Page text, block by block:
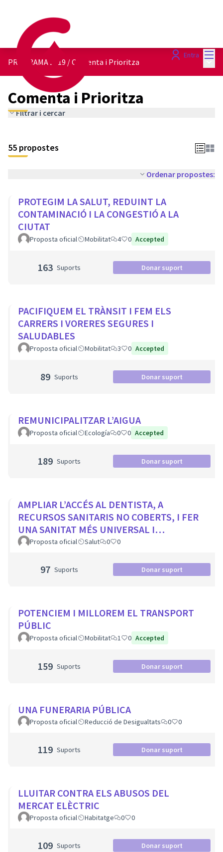
Entra
PROGRAMA 2019 /Comenta i Prioritza
Comenta i Prioritza
Filtrar i cercar
55 propostes
Ordenar propostes:
PROTEGIM LA SALUT, REDUINT LA
CONTAMINACIÓ I LA CONGESTIÓ A LA
CIUTAT
Proposta oficial Mobilitat 4 0 Accepted
163 Suports Donar suport
PACIFIQUEM EL TRÀNSIT I FEM ELS
CARRERS I VORERES SEGURES I
SALUDABLES
Proposta oficial Mobilitat 3 0 Accepted
89 Suports Donar suport
REMUNICIPALITZAR L’AIGUA
Proposta oficial Ecología 0 0 Accepted
189 Suports Donar suport
AMPLIAR L’ACCÉS AL DENTISTA, A
RECURSOS SANITARIS NO COBERTS, I FER
UNA SANITAT MÉS UNIVERSAL I
EQUITATIVA
Proposta oficial Salut 0 0
97 Suports Donar suport
POTENCIEM I MILLOREM EL TRANSPORT
PÚBLIC
Proposta oficial Mobilitat 1 0 Accepted
159 Suports Donar suport
UNA FUNERARIA PÚBLICA
Proposta oficial Reducció de Desigualtats 0 0
119 Suports Donar suport
LLUITAR CONTRA ELS ABUSOS DEL
MERCAT ELÈCTRIC
Proposta oficial Habitatge 0 0
109 Suports Donar suport